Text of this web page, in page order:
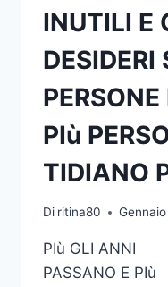
DELLA
INUTILI E
DESIDERI
PIù
TIDIANO
Di ritina80
PIù GLI ANNI
PASSANO E PIù